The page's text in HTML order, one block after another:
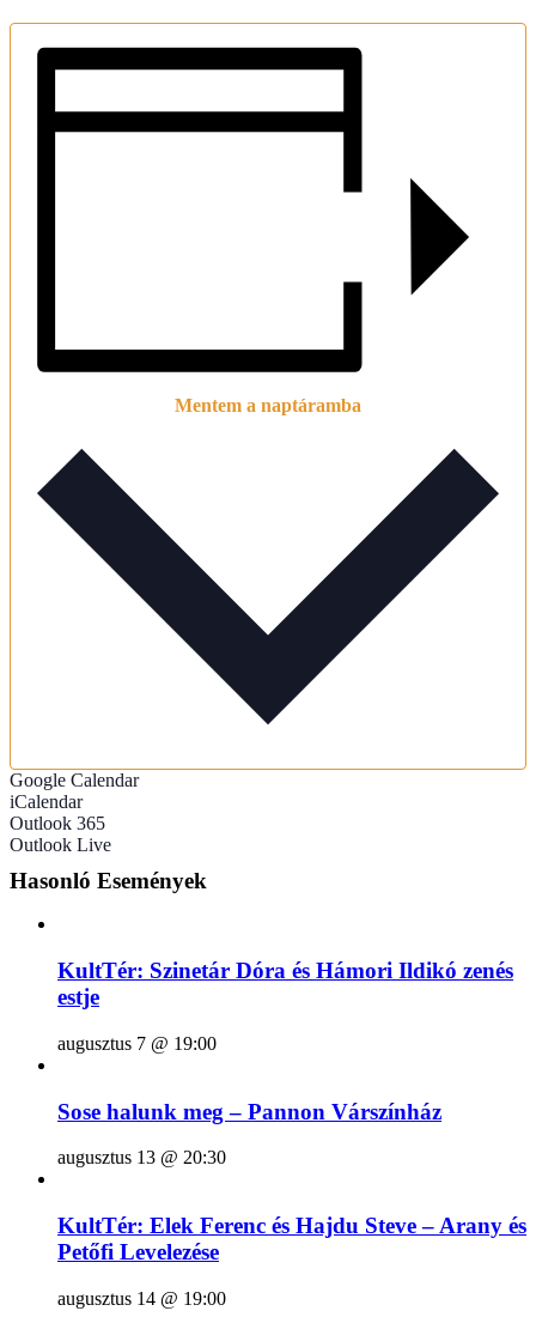
Mentem a naptáramba
Google Calendar
iCalendar
Outlook 365
Outlook Live
Hasonló Események
KultTér: Szinetár Dóra és Hámori Ildikó zenés
estje
augusztus 7 @ 19:00
Sose halunk meg – Pannon Várszínház
augusztus 13 @ 20:30
KultTér: Elek Ferenc és Hajdu Steve – Arany és
Petőfi Levelezése
augusztus 14 @ 19:00